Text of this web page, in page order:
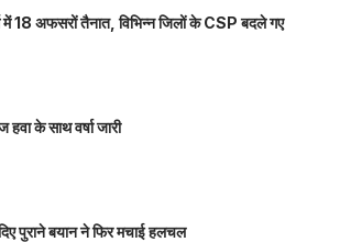
में 18 अफसरों तैनात, विभिन्न जिलों के CSP बदले गए
के साथ वर्षा जारी
पुराने बयान ने फिर मचाई हलचल